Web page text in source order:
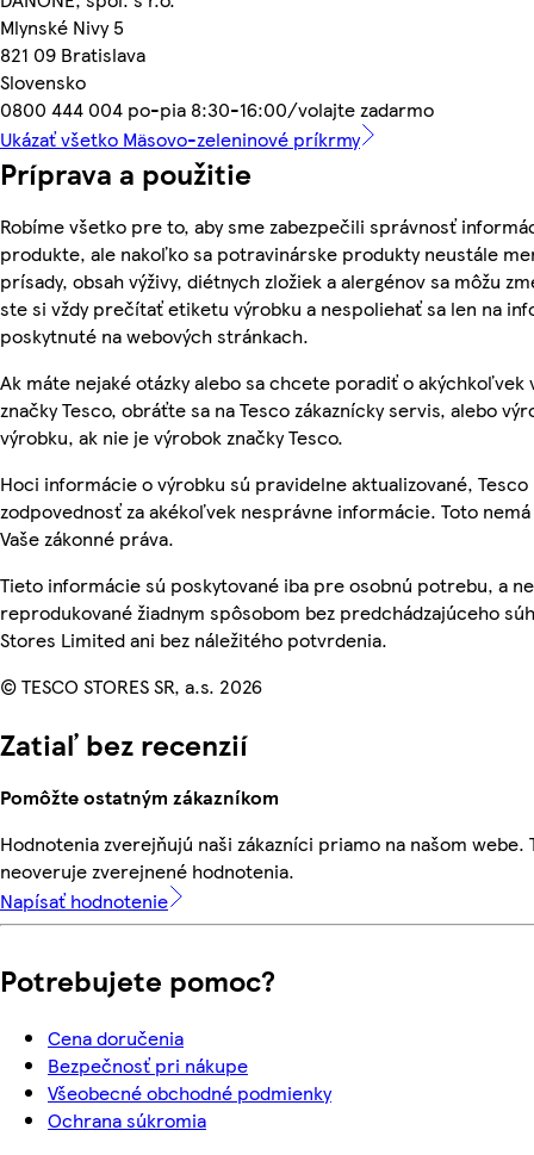
Mlynské Nivy 5
821 09 Bratislava
Slovensko
0800 444 004 po-pia 8:30-16:00/volajte zadarmo
Ukázať všetko Mäsovo-zeleninové príkrmy
Príprava a použitie
Robíme všetko pre to, aby sme zabezpečili správnosť
produkte, ale nakoľko sa potravinárske produkty neustále
prísady, obsah výživy, diétnych zložiek a alergénov sa môžu
ste si vždy prečítať etiketu výrobku a nespoliehať sa len na
poskytnuté na webových stránkach.
Ak máte nejaké otázky alebo sa chcete poradiť o akýchkoľvek
značky Tesco, obráťte sa na Tesco zákaznícky servis, alebo
výrobku, ak nie je výrobok značky Tesco.
Hoci informácie o výrobku sú pravidelne aktualizované, Tesco
zodpovednosť za akékoľvek nesprávne informácie. Toto
Vaše zákonné práva.
Tieto informácie sú poskytované iba pre osobnú potrebu, a
reprodukované žiadnym spôsobom bez predchádzajúceho
Stores Limited ani bez náležitého potvrdenia.
© TESCO STORES SR, a.s. 2026
Zatiaľ bez recenzií
Pomôžte ostatným zákazníkom
Hodnotenia zverejňujú naši zákazníci priamo na našom webe.
neoveruje zverejnené hodnotenia.
Napísať hodnotenie
Potrebujete pomoc?
Cena doručenia
Bezpečnosť pri nákupe
Všeobecné obchodné podmienky
Ochrana súkromia